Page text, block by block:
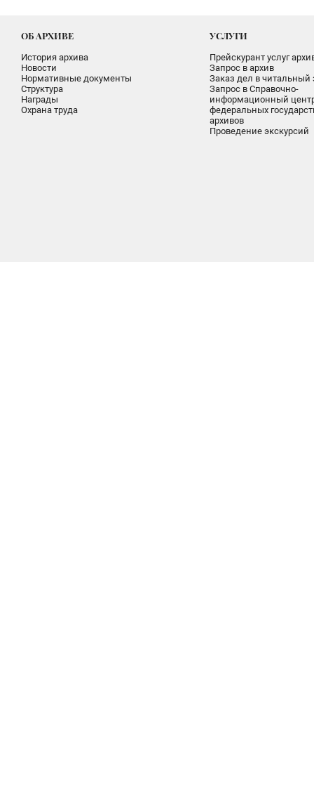
ОБ АРХИВЕ
История архива
Новости
Нормативные документы
Структура
Награды
Охрана труда
УСЛУГИ
Прейскурант услуг
Запрос в архив
Заказ дел в читальный
Запрос в Справочно-
информационный
федеральных
архивов
Проведение экскурсий